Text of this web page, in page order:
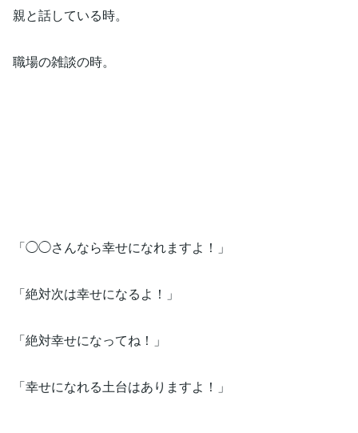
親と話している時。
職場の雑談の時。
「◯◯さんなら幸せになれますよ！」
「絶対次は幸せになるよ！」
「絶対幸せになってね！」
「幸せになれる土台はありますよ！」